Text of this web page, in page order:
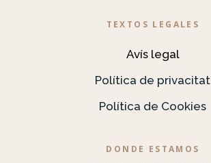
TEXTOS LEGALES
Avís legal
Política de privacitat
Política de Cookies
DONDE ESTAMOS